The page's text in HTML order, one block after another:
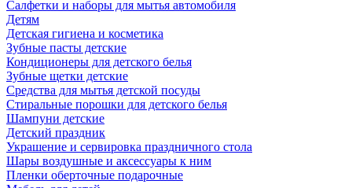
Салфетки и наборы для мытья автомобиля
Детям
Детская гигиена и косметика
Зубные пасты детские
Кондиционеры для детского белья
Зубные щетки детские
Средства для мытья детской посуды
Стиральные порошки для детского белья
Шампуни детские
Детский праздник
Украшение и сервировка праздничного стола
Шары воздушные и аксессуары к ним
Пленки оберточные подарочные